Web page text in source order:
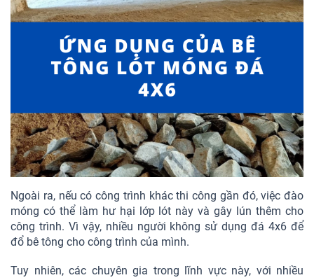
Ngoài ra, nếu có công trình khác thi công gần đó, việc đào
móng có thể làm hư hại lớp lót này và gây lún thêm cho
công trình. Vì vậy, nhiều người không sử dụng đá 4x6 để
đổ bê tông cho công trình của mình.
Tuy nhiên, các chuyên gia trong lĩnh vực này, với nhiều